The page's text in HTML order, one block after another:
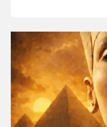
inspirují a